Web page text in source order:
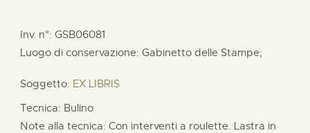
Inv. n°: GSB06081
Luogo di conservazione: Gabinetto delle Stampe;
Soggetto: EX LIBRIS
Tecnica: Bulino
Note alla tecnica: Con interventi a roulette. Lastra in